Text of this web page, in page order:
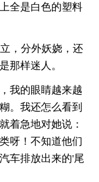
全是白色的塑料
，分外妖娆，还
那样迷人。
我的眼睛越来越
。我还怎么看到
着急地对她说：
呀！不知道他们
车排放出来的'尾